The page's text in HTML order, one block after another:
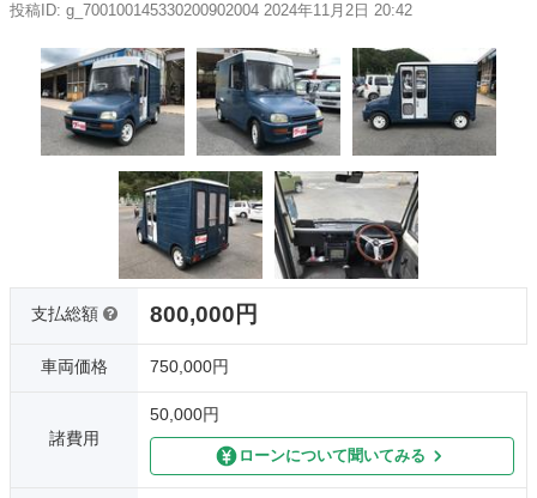
投稿ID: g_700100145330200902004 2024年11月2日 20:42
支払総額 800,000円
車両価格 750,000円
諸費用
50,000円
ローンについて聞いてみる